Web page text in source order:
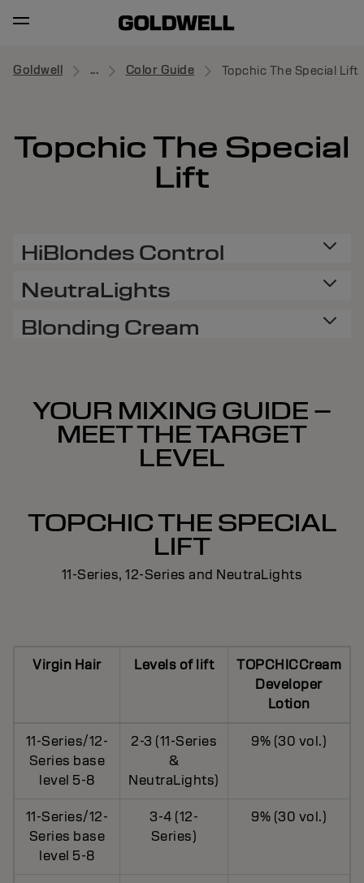
Goldwell ... Color Guide Topchic The Special Lift
Topchic The Special
Lift
HiBlondes Control
NeutraLights
Blonding Cream
YOUR MIXING GUIDE –
MEET THE TARGET
LEVEL
TOPCHIC THE SPECIAL
LIFT
11-Series, 12-Series and NeutraLights
Virgin Hair Levels of lift
TOPCHICCream
Developer
Lotion
11-Series/12-
Series base
level 5-8
2-3 (11-Series
&
NeutraLights)
9% (30 vol.)
11-Series/12-
Series base
level 5-8
3-4 (12-
Series)
9% (30 vol.)